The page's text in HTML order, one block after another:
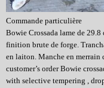
Commande particulière
Bowie Crossada lame de
finition brute de forge.
en laiton. Manche en merrain
customer’s order Bowie
with selective tempering ,